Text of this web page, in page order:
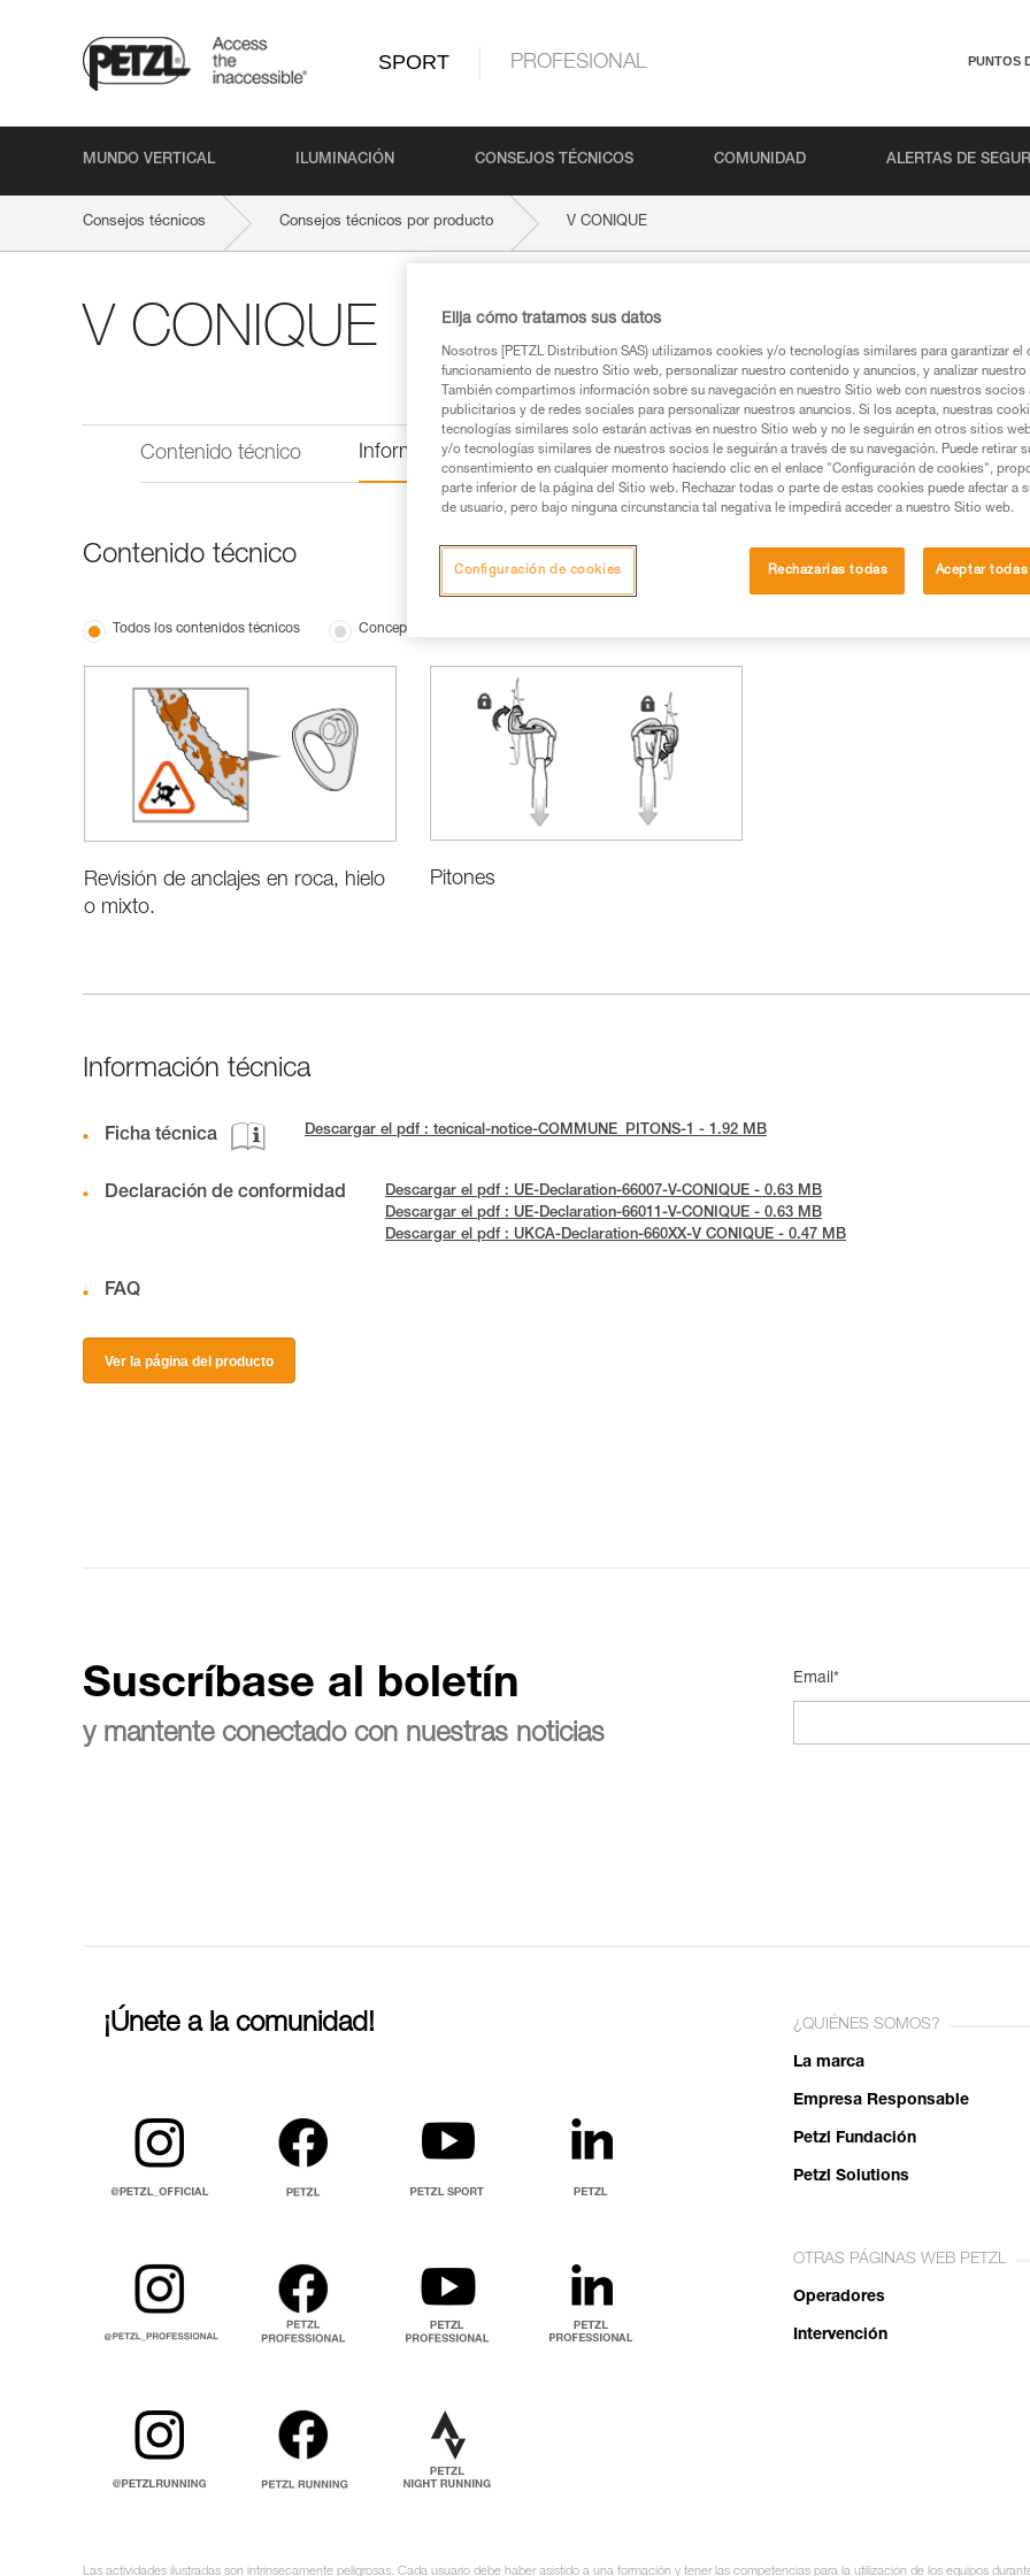
SPORT PROFESIONAL PUNTOS
MUNDO VERTICAL ILUMINACIÓN CONSEJOS TÉCNICOS COMUNIDAD ALERTAS DE
Consejos técnicos Consejos técnicos por producto V CONIQUE
V CONIQUE
Contenido técnico Información técnica
Contenido técnico
Todos los contenidos técnicos Conceptos básicos
Revisión de anclajes en roca, hielo
o mixto.
Pitones
Información técnica
Ficha técnica Descargar el pdf : tecnical-notice-COMMUNE_PITONS-1 - 1.92 MB
Declaración de conformidad
Descargar el pdf : UE-Declaration-66007-V-CONIQUE - 0.63 MB
Descargar el pdf : UE-Declaration-66011-V-CONIQUE - 0.63 MB
Descargar el pdf : UKCA-Declaration-660XX-V CONIQUE - 0.47 MB
FAQ
Ver la página del producto
Suscríbase al boletín
y mantente conectado con nuestras noticias
Email*
¡Únete a la comunidad! ¿QUIÉNES SOMOS?
La marca
Empresa Responsable
Petzl Fundación
Petzl Solutions
OTRAS PÁGINAS WEB PETZL
Operadores
Intervención
Las actividades ilustradas son intrínsecamente peligrosas. Cada usuario debe haber asistido a una formación y tener las competencias para la utilización de los equipos
Elija cómo tratamos sus datos
Nosotros [PETZL Distribution SAS) utilizamos cookies y/o tecnologías similares para garantizar el
funcionamiento de nuestro Sitio web, personalizar nuestro contenido y anuncios, y analizar
También compartimos información sobre su navegación en nuestro Sitio web con nuestros socios
publicitarios y de redes sociales para personalizar nuestros anuncios. Si los acepta, nuestras
tecnologías similares solo estarán activas en nuestro Sitio web y no le seguirán en otros sitios
y/o tecnologías similares de nuestros socios le seguirán a través de su navegación. Puede retirar
consentimiento en cualquier momento haciendo clic en el enlace "Configuración de cookies",
parte inferior de la página del Sitio web. Rechazar todas o parte de estas cookies puede afectar a
de usuario, pero bajo ninguna circunstancia tal negativa le impedirá acceder a nuestro Sitio web.
Rechazarlas todas Aceptar
Configuración de cookies